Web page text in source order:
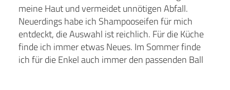
meine Haut und vermeidet unnötigen Abfall.
Neuerdings habe ich Shampooseifen für mich
entdeckt, die Auswahl ist reichlich. Für die Küche
finde ich immer etwas Neues. Im Sommer finde
ich für die Enkel auch immer den passenden Ball